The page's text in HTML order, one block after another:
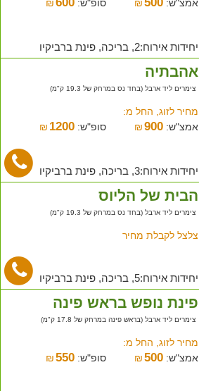
אמצ"ש:
₪ סופ"ש: ₪
יחידות אירוח:2, בריכה, פינת ברביקיו
אהבתיה
צימרים ליד ארבל (בחד נס במרחק של 19.3 ק"מ)
מחיר לזוג, החל מ:
אמצ"ש:
₪900 סופ"ש: ₪ 1200
יחידות אירוח:3, בריכה, פינת ברביקיו
הבית של הליוס
צימרים ליד ארבל (בחד נס במרחק של 19.3 ק"מ)
צלצל לקבלת מחיר
יחידות אירוח:5, בריכה, פינת ברביקיו
פינת נופש בראש פינה
צימרים ליד ארבל (בראש פינה במרחק של 17.8 ק"מ)
מחיר לזוג, החל מ:
אמצ"ש:
₪500 סופ"ש: ₪ 550